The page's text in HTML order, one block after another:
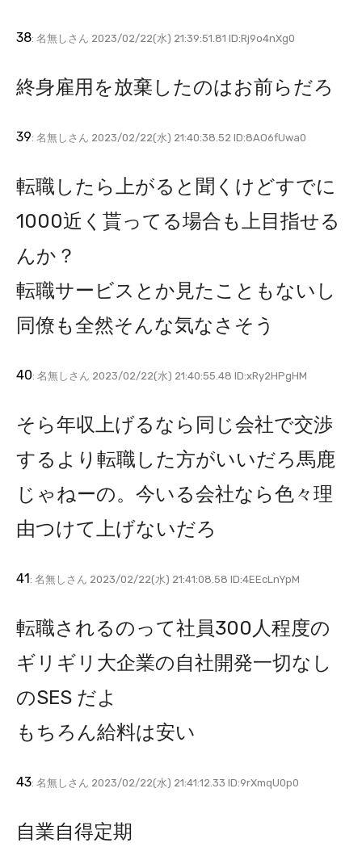
38: 名無しさん 2023/02/22(水) 21:39:51.81 ID:Rj9o4nXg0
終身雇用を放棄したのはお前らだろ
39: 名無しさん 2023/02/22(水) 21:40:38.52 ID:8AO6fUwa0
転職したら上がると聞くけどすでに
1000近く貰ってる場合も上目指せる
んか？
転職サービスとか見たこともないし
同僚も全然そんな気なさそう
40: 名無しさん 2023/02/22(水) 21:40:55.48 ID:xRy2HPgHM
そら年収上げるなら同じ会社で交渉
するより転職した方がいいだろ馬鹿
じゃねーの。今いる会社なら色々理
由つけて上げないだろ
41: 名無しさん 2023/02/22(水) 21:41:08.58 ID:4EEcLnYpM
転職されるのって社員300人程度の
ギリギリ大企業の自社開発一切なし
のSES だよ
もちろん給料は安い
43: 名無しさん 2023/02/22(水) 21:41:12.33 ID:9rXmqU0p0
自業自得定期